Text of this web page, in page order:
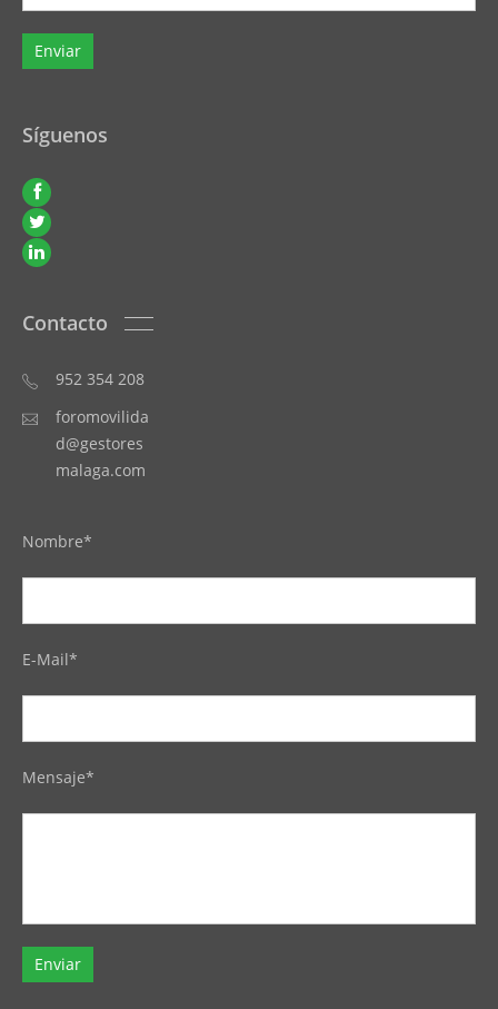
Síguenos
Contacto
952 354 208
foromovilida
d@gestores
malaga.com
Nombre*
E-Mail*
Mensaje*